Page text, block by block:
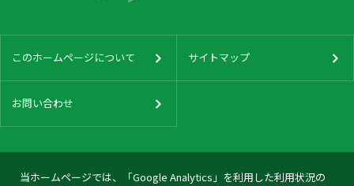
当ホームページでは、「Google Analytics」を利用した利用状況の
このホームページについて サイトマップ
お問い合わせ